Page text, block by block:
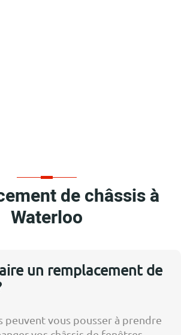
de châssis à
Waterloo
un remplacement de
peuvent vous pousser à prendre